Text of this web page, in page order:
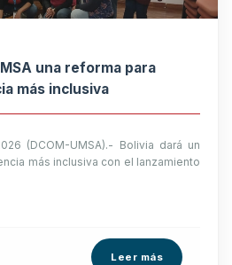
una reforma para
más inclusiva
(DCOM-UMSA).- Bolivia dará un
más inclusiva con el lanzamiento
Leer más